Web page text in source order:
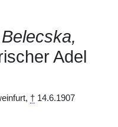
Adel
† 14.6.1907